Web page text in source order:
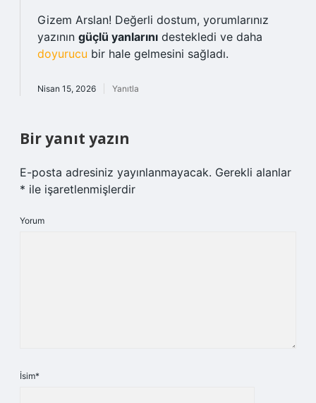
Gizem Arslan! Değerli dostum, yorumlarınız
yazının güçlü yanlarını destekledi ve daha
doyurucu bir hale gelmesini sağladı.
Nisan 15, 2026 Yanıtla
Bir yanıt yazın
E-posta adresiniz yayınlanmayacak. Gerekli alanlar
* ile işaretlenmişlerdir
Yorum
İsim*